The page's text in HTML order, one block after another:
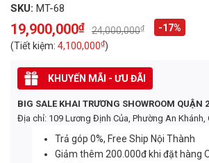
SKU: MT-68
24,000,000₫
Original
price
was:
24,000,000₫.
19,900,000₫
Current
price
is:
19,900,000₫.
-17%
(Tiết kiệm: 4,100,000₫)
KHUYẾN MÃI - ƯU ĐÃI
BIG SALE KHAI TRƯƠNG SHOWROOM QUẬN
Địa chỉ: 109 Lương Định Của, Phường An Khánh,
Trả góp 0%, Free Ship Nội Thành
Giảm thêm 200.000đ khi đặt hàng